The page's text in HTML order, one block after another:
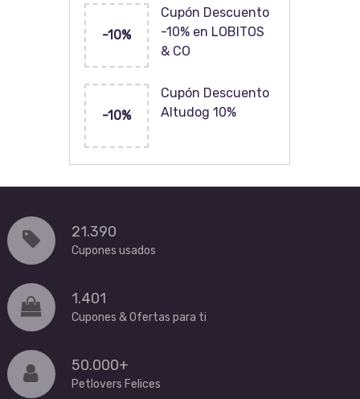
-10%
Cupón Descuento
-10% en LOBITOS
& CO
-10%
Cupón Descuento
Altudog 10%
21.390
Cupones usados
1.401
Cupones & Ofertas para ti
50.000+
Petlovers Felices